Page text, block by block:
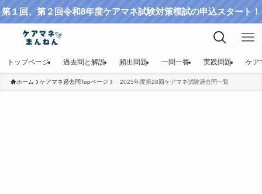
第１回、第２回令和8年度ケアマネ試験対策模試の申込スタート！
トップページ 過去問と解説 頻出問題 一問一答 実践問題 ケア
ホーム ケアマネ過去問Topページ 2025年度第28回ケアマネ試験過去問一覧